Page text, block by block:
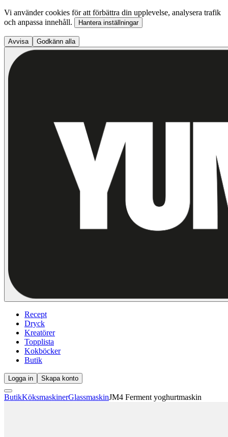
Vi använder cookies för att förbättra din upplevelse, analysera trafik
och anpassa innehåll.
Hantera inställningar
Avvisa Godkänn alla
Recept
Dryck
Kreatörer
Topplista
Kokböcker
Butik
Logga in Skapa konto
ButikKöksmaskinerGlassmaskinJM4 Ferment yoghurtmaskin